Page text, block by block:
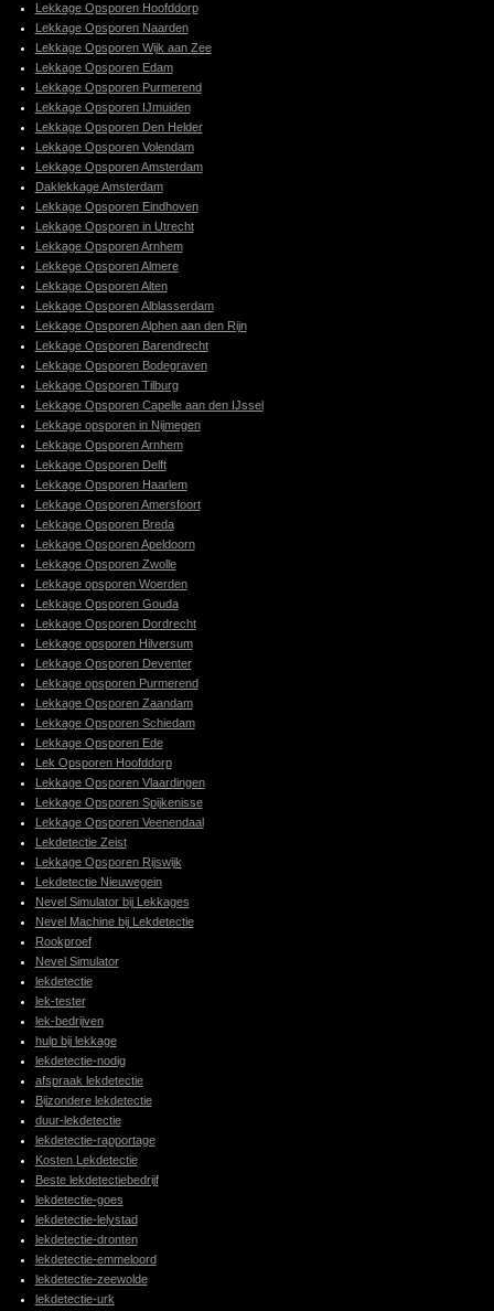
Lekkage Opsporen Hoofddorp
Lekkage Opsporen Naarden
Lekkage Opsporen Wijk aan Zee
Lekkage Opsporen Edam
Lekkage Opsporen Purmerend
Lekkage Opsporen IJmuiden
Lekkage Opsporen Den Helder
Lekkage Opsporen Volendam
Lekkage Opsporen Amsterdam
Daklekkage Amsterdam
Lekkage Opsporen Eindhoven
Lekkage Opsporen in Utrecht
Lekkage Opsporen Arnhem
Lekkege Opsporen Almere
Lekkage Opsporen Alten
Lekkage Opsporen Alblasserdam
Lekkage Opsporen Alphen aan den Rijn
Lekkage Opsporen Barendrecht
Lekkage Opsporen Bodegraven
Lekkage Opsporen Tilburg
Lekkage Opsporen Capelle aan den IJssel
Lekkage opsporen in Nijmegen
Lekkage Opsporen Arnhem
Lekkage Opsporen Delft
Lekkage Opsporen Haarlem
Lekkage Opsporen Amersfoort
Lekkage Opsporen Breda
Lekkage Opsporen Apeldoorn
Lekkage Opsporen Zwolle
Lekkage opsporen Woerden
Lekkage Opsporen Gouda
Lekkage Opsporen Dordrecht
Lekkage opsporen Hilversum
Lekkage Opsporen Deventer
Lekkage opsporen Purmerend
Lekkage Opsporen Zaandam
Lekkage Opsporen Schiedam
Lekkage Opsporen Ede
Lek Opsporen Hoofddorp
Lekkage Opsporen Vlaardingen
Lekkage Opsporen Spijkenisse
Lekkage Opsporen Veenendaal
Lekdetectie Zeist
Lekkage Opsporen Rijswijk
Lekdetectie Nieuwegein
Nevel Simulator bij Lekkages
Nevel Machine bij Lekdetectie
Rookproef
Nevel Simulator
lekdetectie
lek-tester
lek-bedrijven
hulp bij lekkage
lekdetectie-nodig
afspraak lekdetectie
Bijzondere lekdetectie
duur-lekdetectie
lekdetectie-rapportage
Kosten Lekdetectie
Beste lekdetectiebedrijf
lekdetectie-goes
lekdetectie-lelystad
lekdetectie-dronten
lekdetectie-emmeloord
lekdetectie-zeewolde
lekdetectie-urk